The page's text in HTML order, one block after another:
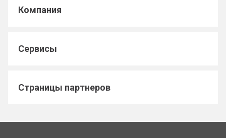
Компания
Сервисы
Страницы партнеров